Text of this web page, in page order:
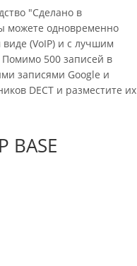
"Сделано в
можете одновременно
(VoIP) и с лучшим
Помимо 500 записей в
записями Google и
DECT и разместите их
BASE